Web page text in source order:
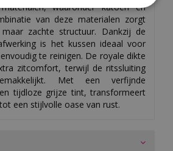
waaronder katoen en
van deze materialen zorgt
zachte structuur. Dankzij de
is het kussen ideaal voor
te reinigen. De royale dikte
zitcomfort, terwijl de ritssluiting
Met een verfijnde
tijdloze grijze tint, transformeert
een stijlvolle oase van rust.